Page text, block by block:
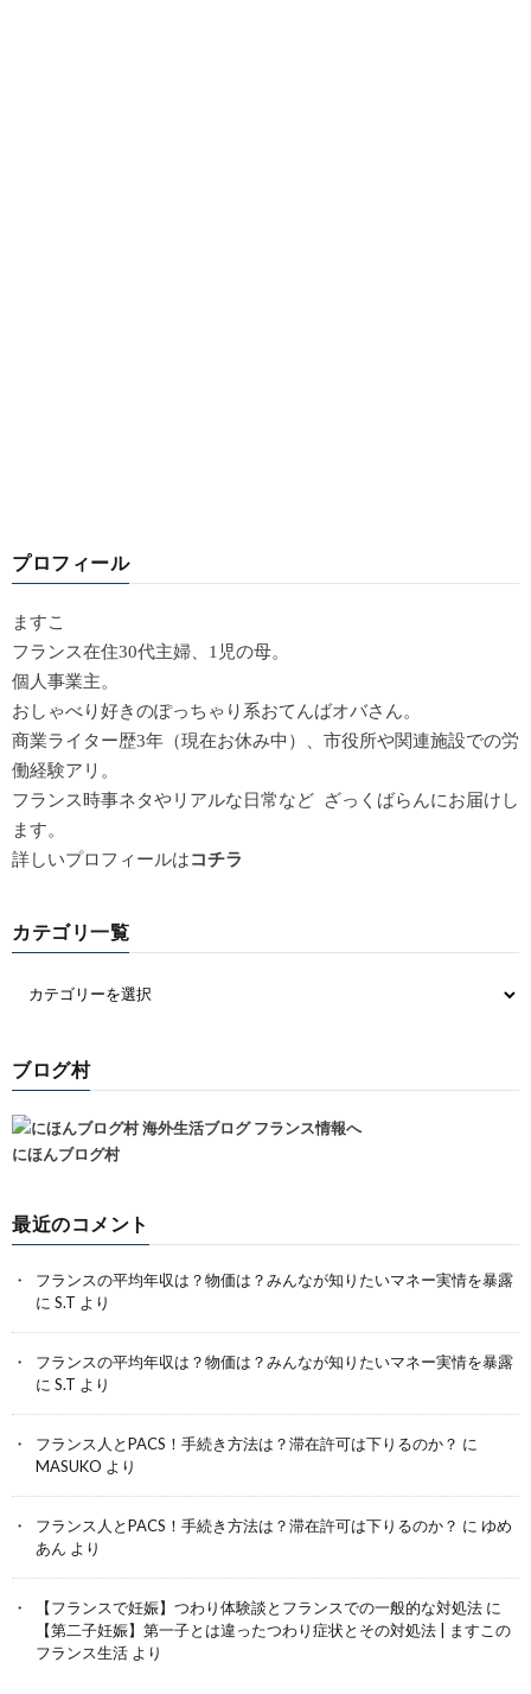
プロフィール
ますこ
フランス在住30代主婦、1児の母。
個人事業主。
おしゃべり好きのぽっちゃり系おてんばオバさん。
商業ライター歴3年（現在お休み中）、市役所や関連施設での労
働経験アリ。
フランス時事ネタやリアルな日常など ざっくばらんにお届けし
ます。
詳しいプロフィールはコチラ
カテゴリ一覧
ブログ村
にほんブログ村
最近のコメント
フランスの平均年収は？物価は？みんなが知りたいマネー実情を暴露
に S.T より
フランスの平均年収は？物価は？みんなが知りたいマネー実情を暴露
に S.T より
フランス人とPACS！手続き方法は？滞在許可は下りるのか？ に
MASUKO より
フランス人とPACS！手続き方法は？滞在許可は下りるのか？ に ゆめ
あん より
【フランスで妊娠】つわり体験談とフランスでの一般的な対処法 に
【第二子妊娠】第一子とは違ったつわり症状とその対処法 | ますこの
フランス生活 より